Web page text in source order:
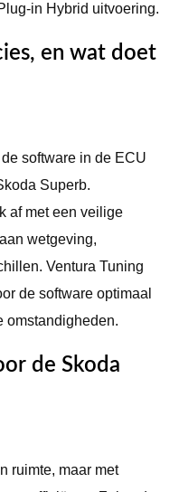
in Hybrid uitvoering.
en wat doet
software in de ECU
Superb.
af met een veilige
wetgeving,
Ventura Tuning
de software optimaal
omstandigheden.
de Skoda
ruimte, maar met